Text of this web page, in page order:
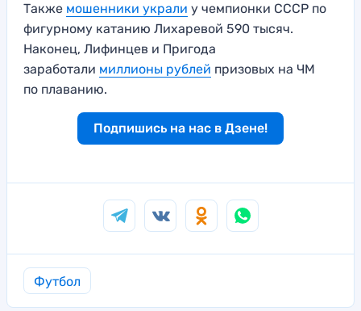
Также мошенники украли у чемпионки СССР по
фигурному катанию Лихаревой 590 тысяч.
Наконец, Лифинцев и Пригода
заработали миллионы рублей призовых на ЧМ
по плаванию.
Подпишись на нас в Дзене!
Футбол